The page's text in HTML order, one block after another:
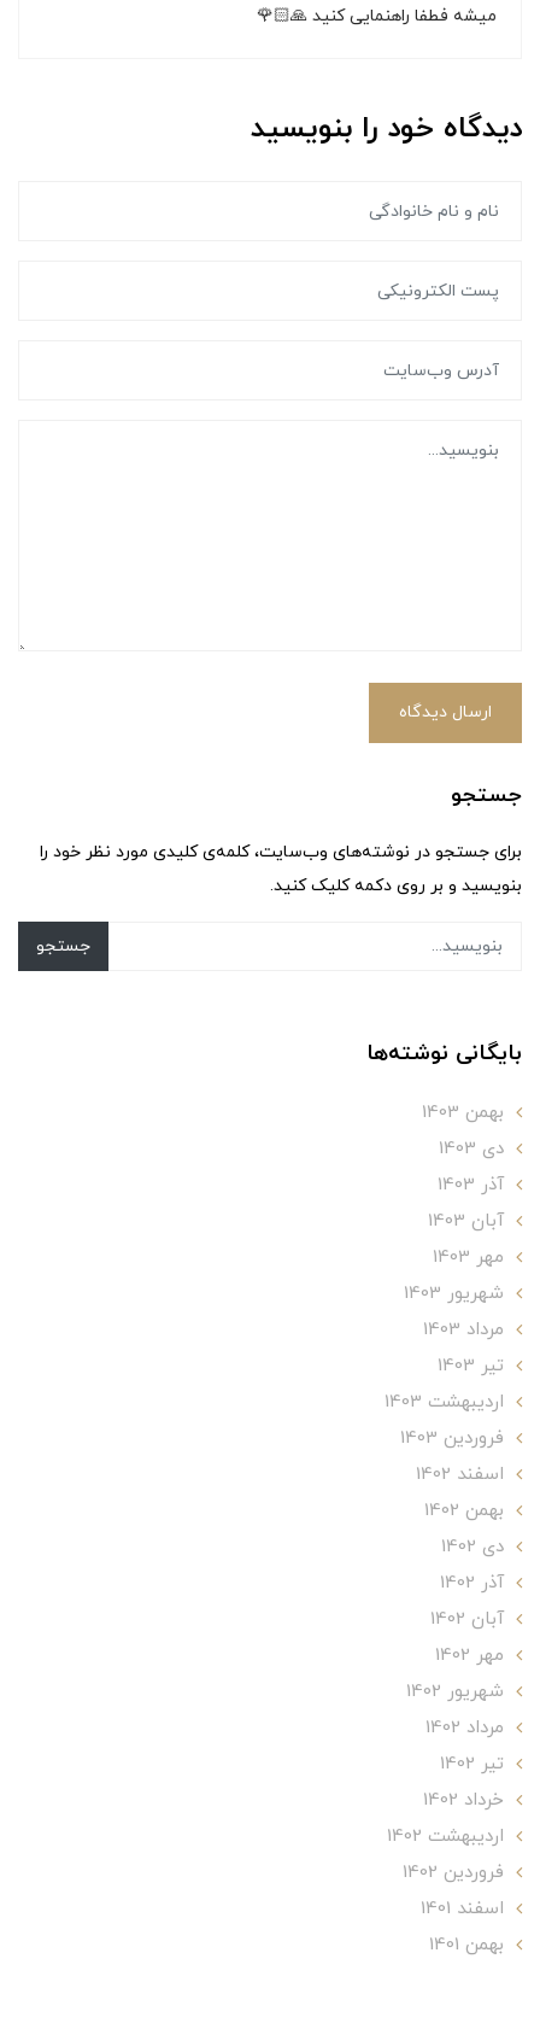
میشه فطفا راهنمایی کنید 🙏🏻🌹
دیدگاه خود را بنویسید
ارسال دیدگاه
جستجو
برای جستجو در نوشته‌های وب‌سایت، کلمه‌ی کلیدی مورد نظر خود را
بنویسید و بر روی دکمه کلیک کنید.
جستجو
بایگانی نوشته‌ها
بهمن 1403
دی 1403
آذر 1403
آبان 1403
مهر 1403
شهریور 1403
مرداد 1403
تير 1403
ارديبهشت 1403
فروردین 1403
اسفند 1402
بهمن 1402
دی 1402
آذر 1402
آبان 1402
مهر 1402
شهریور 1402
مرداد 1402
تير 1402
خرداد 1402
ارديبهشت 1402
فروردین 1402
اسفند 1401
بهمن 1401